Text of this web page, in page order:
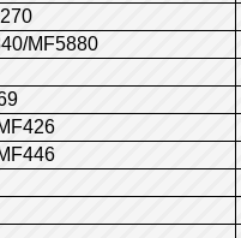
MF5880